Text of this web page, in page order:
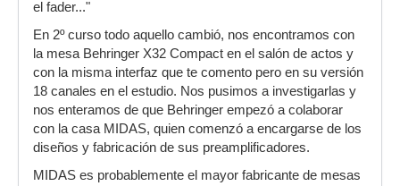
el fader..."
En 2º curso todo aquello cambió, nos encontramos con
la mesa Behringer X32 Compact en el salón de actos y
con la misma interfaz que te comento pero en su versión
18 canales en el estudio. Nos pusimos a investigarlas y
nos enteramos de que Behringer empezó a colaborar
con la casa MIDAS, quien comenzó a encargarse de los
diseños y fabricación de sus preamplificadores.
MIDAS es probablemente el mayor fabricante de mesas